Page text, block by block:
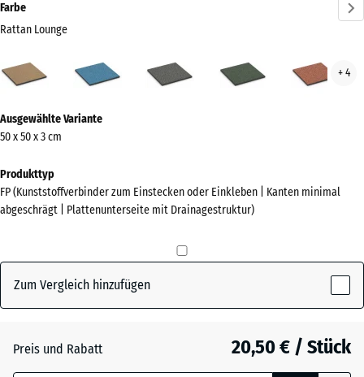
Farbe
Rattan Lounge
Lounge
Granit
Rasen
+ 4
Informationen
zu
Farben?
Farbpalette
Lounge(active)
Atlantik
Ausgewählte Variante
50 x 50 x 3 cm
Produkttyp
FP (Kunststoffverbinder zum Einstecken oder Einkleben | Kanten minimal
abgeschrägt | Plattenunterseite mit Drainagestruktur)
Zum Vergleich hinzufügen
Preis und Rabatt 20,50 € / Stück